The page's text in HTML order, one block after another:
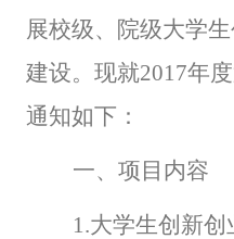
展校级、院级大学
建设。现就2017年
通知如下：
一、项目内容
1.大学生创新创